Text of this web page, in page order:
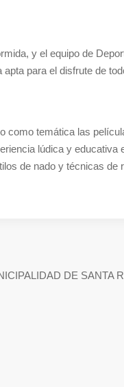
y el equipo de
apta para el disfrute de
como temática las
lúdica y educativa
de nado y técnicas de
DE SANTA